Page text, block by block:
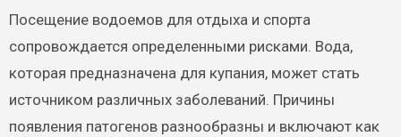
Посещение водоемов для отдыха и спорта
сопровождается определенными рисками. Вода,
которая предназначена для купания, может стать
источником различных заболеваний. Причины
появления патогенов разнообразны и включают как